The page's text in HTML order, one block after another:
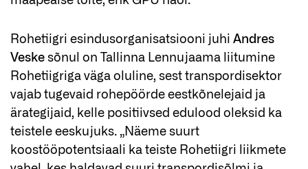
Rohetiigri esindusorganisatsiooni juhi Andres
Veske sõnul on Tallinna Lennujaama liitumine
Rohetiigriga väga oluline, sest transpordisektor
vajab tugevaid rohepöörde eestkõnelejaid ja
ärategijaid, kelle positiivsed edulood oleksid ka
teistele eeskujuks. „Näeme suurt
koostööpotentsiaali ka teiste Rohetiigri liikmete